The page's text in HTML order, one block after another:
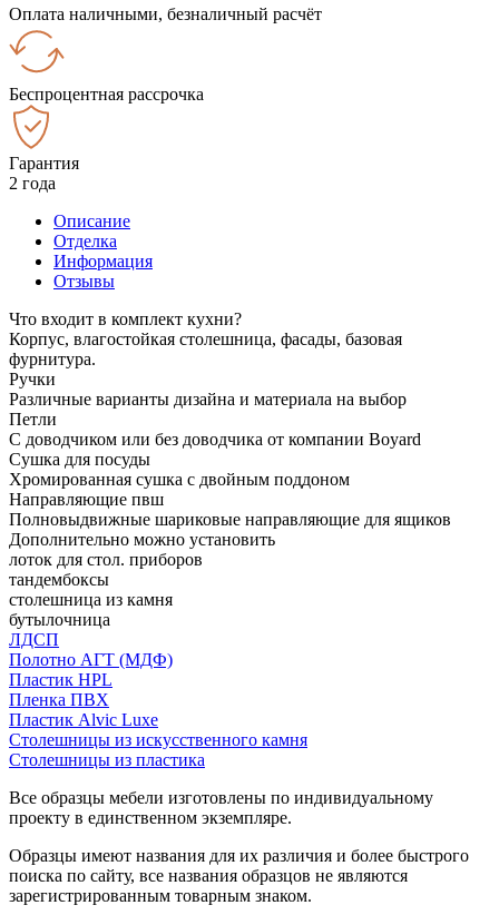
Оплата наличными, безналичный расчёт
Беспроцентная рассрочка
Гарантия
2 года
Описание
Отделка
Информация
Отзывы
Что входит в комплект кухни?
Корпус, влагостойкая столешница, фасады, базовая
фурнитура.
Ручки
Различные варианты дизайна и материала на выбор
Петли
С доводчиком или без доводчика от компании Boyard
Сушка для посуды
Хромированная сушка с двойным поддоном
Направляющие пвш
Полновыдвижные шариковые направляющие для ящиков
Дополнительно можно установить
лоток для стол. приборов
тандембоксы
столешница из камня
бутылочница
ЛДСП
Полотно АГТ (МДФ)
Пластик HPL
Пленка ПВХ
Пластик Alvic Luxe
Столешницы из искусственного камня
Столешницы из пластика
Все образцы мебели изготовлены по индивидуальному
проекту в единственном экземпляре.
Образцы имеют названия для их различия и более быстрого
поиска по сайту, все названия образцов не являются
зарегистрированным товарным знаком.